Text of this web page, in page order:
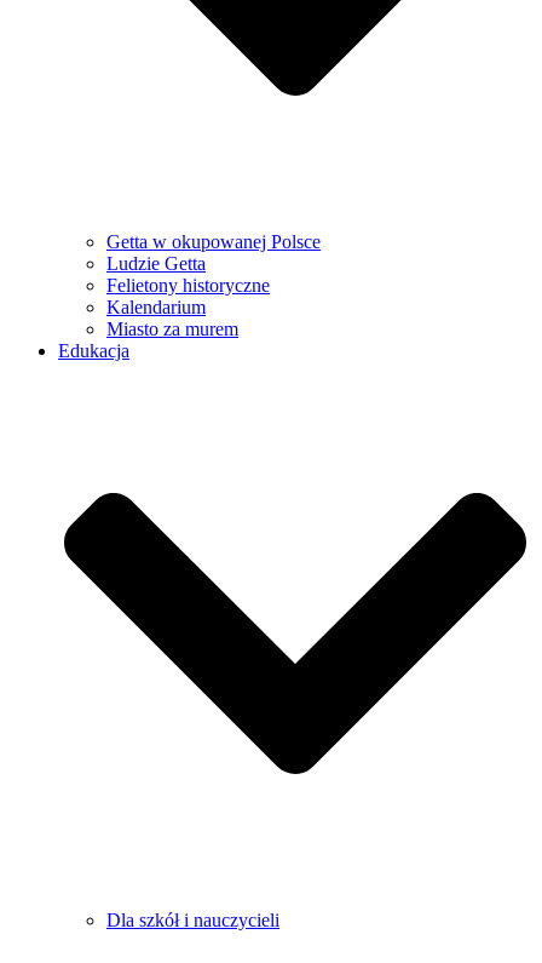
Getta w okupowanej Polsce
Ludzie Getta
Felietony historyczne
Kalendarium
Miasto za murem
Edukacja
Dla szkół i nauczycieli